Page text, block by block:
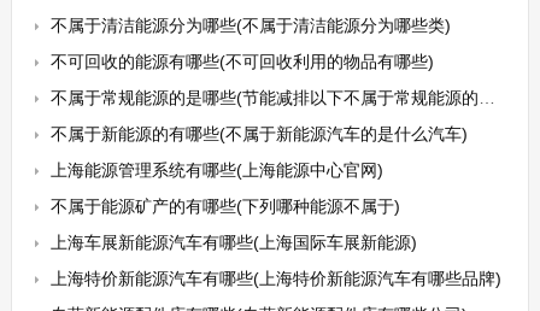
不属于清洁能源分为哪些(不属于清洁能源分为哪些类)
不可回收的能源有哪些(不可回收利用的物品有哪些)
不属于常规能源的是哪些(节能减排以下不属于常规能源的是())
不属于新能源的有哪些(不属于新能源汽车的是什么汽车)
上海能源管理系统有哪些(上海能源中心官网)
不属于能源矿产的有哪些(下列哪种能源不属于)
上海车展新能源汽车有哪些(上海国际车展新能源)
上海特价新能源汽车有哪些(上海特价新能源汽车有哪些品牌)